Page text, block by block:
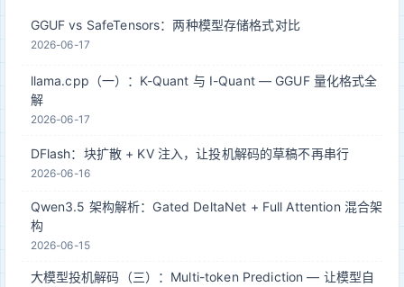
GGUF vs SafeTensors：两种模型存储格式对比
2026-06-17
llama.cpp（一）：K-Quant 与 I-Quant — GGUF 量化格式全
解
2026-06-17
DFlash：块扩散 + KV 注入，让投机解码的草稿不再串行
2026-06-16
Qwen3.5 架构解析：Gated DeltaNet + Full Attention 混合架
构
2026-06-15
大模型投机解码（三）：Multi-token Prediction — 让模型自